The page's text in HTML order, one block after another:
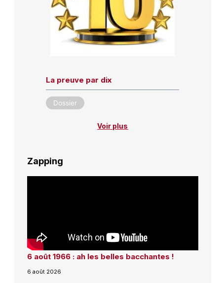
La preuve par dix
Dossier
Voir plus
Zapping
6 août 1966 : ah les belles bacchantes !
6 août 2026